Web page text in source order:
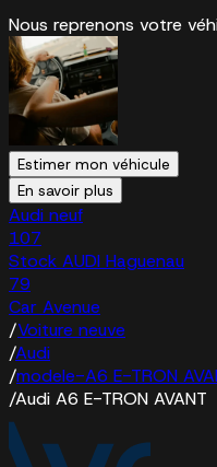
Nous reprenons votre
Estimer mon véhicule
En savoir plus
Audi neuf
107
Stock AUDI Haguenau
79
Car Avenue
/Voiture neuve
/Audi
/modele-A6 E-TRON
/Audi A6 E-TRON AVANT